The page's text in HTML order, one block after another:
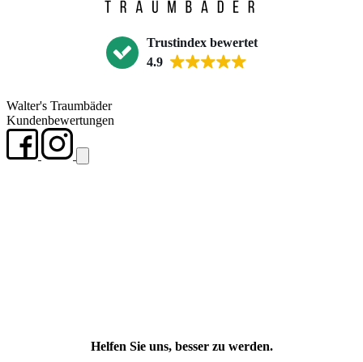
Trustindex bewertet
4.9
Walter's Traumbäder
Kundenbewertungen
Helfen Sie uns, besser zu werden.